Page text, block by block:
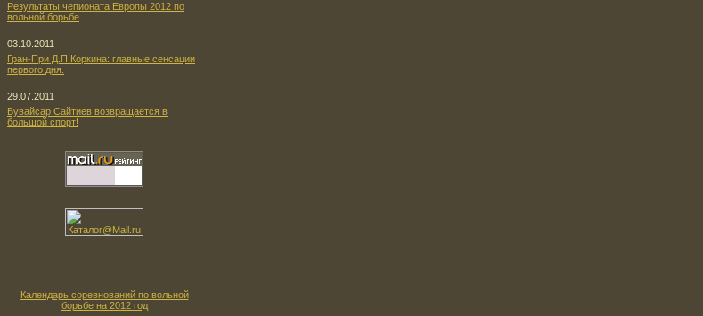
Результаты чепионата Европы 2012 по
вольной борьбе
03.10.2011
Гран-При Д.П.Коркина: главные сенсации
первого дня.
29.07.2011
Бувайсар Сайтиев возвращается в
большой спорт!
Календарь соревнований по вольной
борьбе на 2012 год